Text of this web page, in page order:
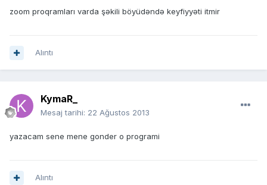
zoom proqramları varda şəkili böyüdəndə keyfiyyəti itmir
Alıntı
KymaR_
Mesaj tarihi: 22 Ağustos 2013
yazacam sene mene gonder o programi
Alıntı